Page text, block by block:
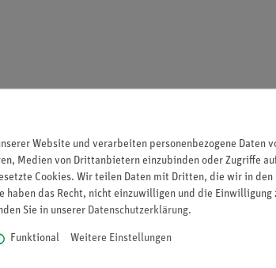
Website und verarbeiten personenbezogene Daten
Medien von Drittanbietern einzubinden oder Zugriffe
Cookies. Wir teilen Daten mit Dritten, die wir in den
das Recht, nicht einzuwilligen und die
Sie in unserer Daten­schutz­erklärung.
Funktional Weitere Einstellungen